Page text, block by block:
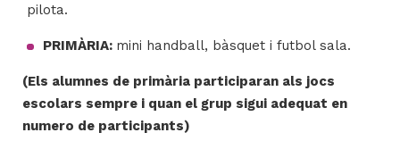
pilota.
PRIMÀRIA: mini handball, bàsquet i futbol sala.
(Els alumnes de primària participaran als jocs
escolars sempre i quan el grup sigui adequat en
numero de participants)